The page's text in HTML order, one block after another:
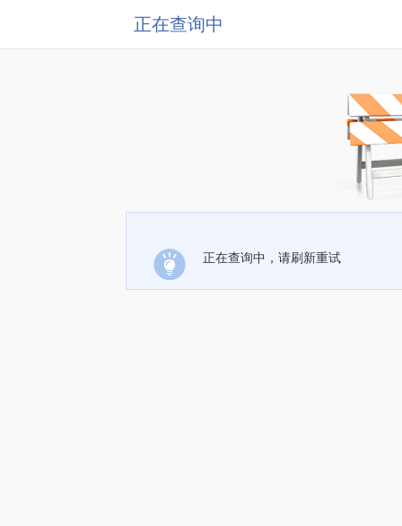
正在查询中
正在查询中，请刷新重试